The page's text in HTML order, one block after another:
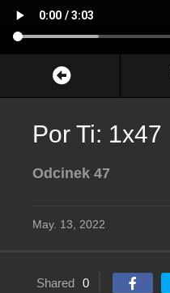
Por Ti: 1x47
Odcinek 47
May. 13, 2022
Shared 0